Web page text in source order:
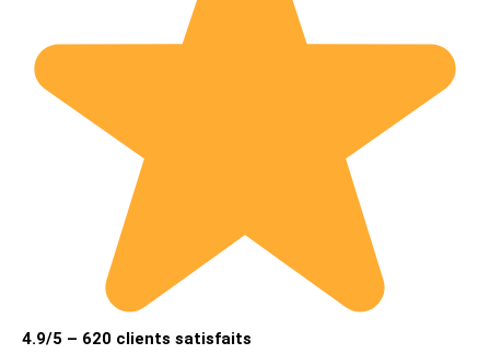
4.9/5 – 620 clients satisfaits